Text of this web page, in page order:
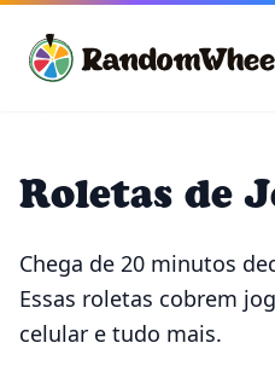
Roletas de
Chega de 20 minutos
Essas roletas cobrem
celular e tudo mais.